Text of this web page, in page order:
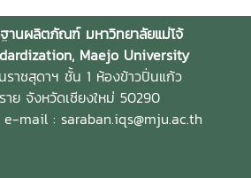
านผลิตภัณฑ์ มหาวิทยาลัยแม่โจ้
Maejo University
ราชสุดาฯ ชั้น 1 ห้องข้าวปิ่นแก้ว
าย จังหวัดเชียงใหม่ 50290
e-mail : saraban.iqs@mju.ac.th